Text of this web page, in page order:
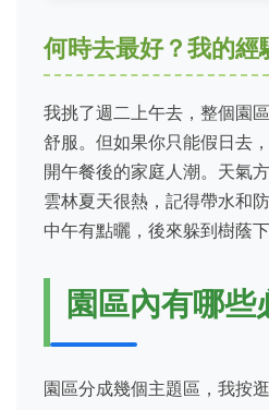
何時去最好？我的經
我挑了週二上午去，整個園
舒服。但如果你只能假日去
開午餐後的家庭人潮。天氣
雲林夏天很熱，記得帶水和
中午有點曬，後來躲到樹蔭下
園區內有哪些
園區分成幾個主題區，我按逛